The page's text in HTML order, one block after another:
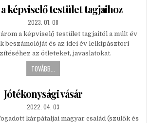
képviselő testület tagjaihoz
PUBLISHED
DATE:
2023. 01. 08
a képviselő testület tagjaitól a múlt év
beszámolóját és az idei év lelkipásztori
az ötleteket, javaslatokat.
TOVÁBB...
Jótékonysági vásár
PUBLISHED
DATE:
2022. 04. 03
kárpátaljai magyar család (szülők és